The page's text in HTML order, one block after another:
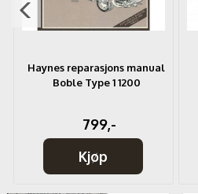
Haynes reparasjons manual
Boble Type 1 1200
799,-
Kjøp